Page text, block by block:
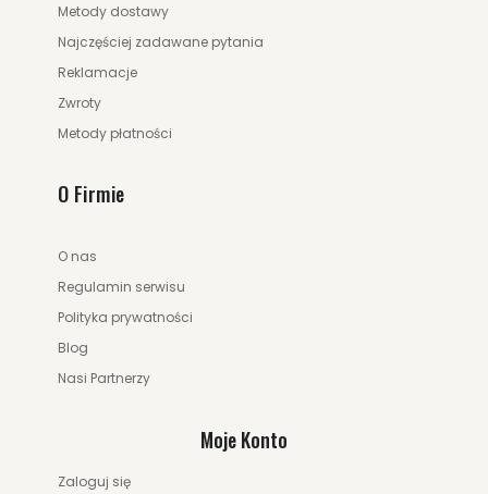
Metody dostawy
Najczęściej zadawane pytania
Reklamacje
Zwroty
Metody płatności
O Firmie
O nas
Regulamin serwisu
Polityka prywatności
Blog
Nasi Partnerzy
Moje Konto
Zaloguj się